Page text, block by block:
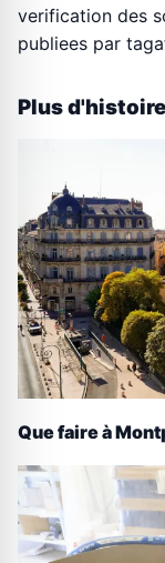
verification des
publiees par
Plus
Que faire à